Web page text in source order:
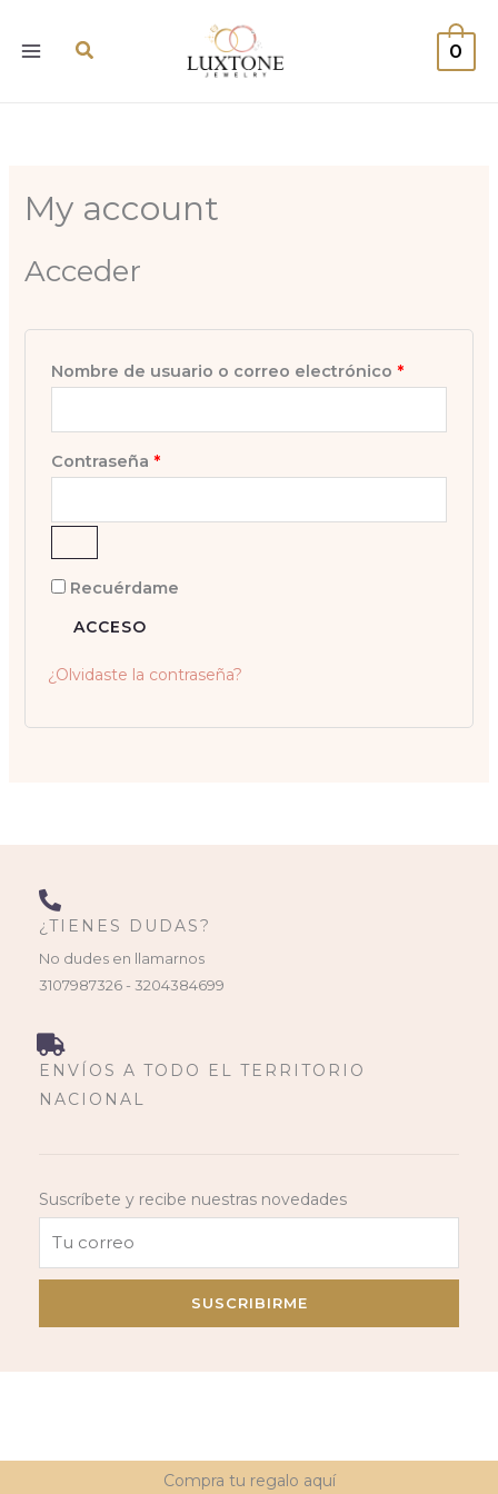
Buscar 0
My account
Acceder
Nombre de usuario o correo electrónico *
Contraseña *
Recuérdame
ACCESO
¿Olvidaste la contraseña?
¿TIENES DUDAS?
No dudes en llamarnos
3107987326 - 3204384699
ENVÍOS A TODO EL TERRITORIO
NACIONAL
Suscríbete y recibe nuestras novedades
SUSCRIBIRME
Compra tu regalo aquí